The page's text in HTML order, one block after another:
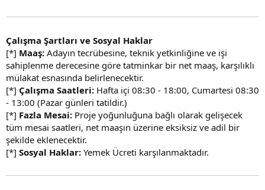
Çalışma Şartları ve Sosyal Haklar
[*] Maaş: Adayın tecrübesine, teknik yetkinliğine ve işi
sahiplenme derecesine göre tatminkar bir net maaş, karşılıklı
mülakat esnasında belirlenecektir.
[*] Çalışma Saatleri: Hafta içi 08:30 - 18:00, Cumartesi 08:30
- 13:00 (Pazar günleri tatildir.)
[*] Fazla Mesai: Proje yoğunluğuna bağlı olarak gelişecek
tüm mesai saatleri, net maaşın üzerine eksiksiz ve adil bir
şekilde eklenecektir.
[*] Sosyal Haklar: Yemek Ücreti karşılanmaktadır.